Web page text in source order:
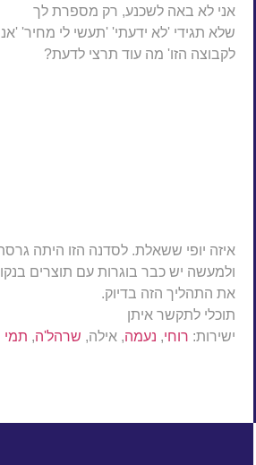
אני לא באה לשכנע, רק מספרת לך
שלא תגידי 'לא ידעתי' 'תעשי לי מחיר'
לקבוצה הזו' מה עוד תרצי לדעת?
איזה יופי ששאלת. לסדנה הזו היתה
ולמעשה יש כבר בוגרות עם תוצרים
את התהליך הזה בדיוק.
תוכלי לתקשר איתן
ישירות: רוחי, נעמה, אילה, שרהל'ה, תמי